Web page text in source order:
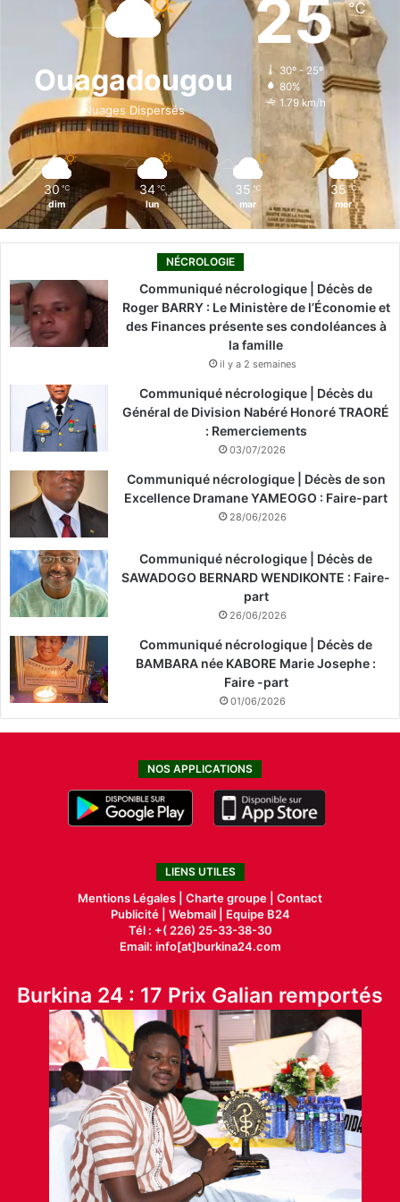
b
o
k
i
n
a
g
r
o
k
Ouagadougou
Nuages Dispersés
25℃
30º - 25º
80%
1.79 km/h
30 ℃
dim
34 ℃
lun
35 ℃
mar
35 ℃
mer
NÉCROLOGIE
Communiqué nécrologique | Décès de
Roger BARRY : Le Ministère de l’Économie et
des Finances présente ses condoléances à
la famille
il y a 2 semaines
Communiqué nécrologique | Décès du
Général de Division Nabéré Honoré TRAORÉ
: Remerciements
03/07/2026
Communiqué nécrologique | Décès de son
Excellence Dramane YAMEOGO : Faire-part
28/06/2026
Communiqué nécrologique | Décès de
SAWADOGO BERNARD WENDIKONTE : Faire-
part
26/06/2026
Communiqué nécrologique | Décès de
BAMBARA née KABORE Marie Josephe :
Faire -part
01/06/2026
NOS APPLICATIONS
LIENS UTILES
Mentions Légales | Charte groupe | Contact
Publicité| Webmail |
Equipe B24
Tél : +( 226) 25-33-38-30
Email: info[at]burkina24.com
Burkina 24 : 17 Prix Galian remportés